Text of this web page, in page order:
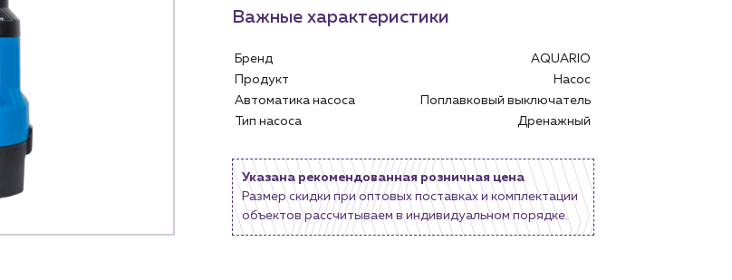
Контактные данные
Чат-бот
Важные характеристики
Бренд
AQUARIO
Продукт
Насос
Автоматика насоса
Поплавковый выключатель
Тип насоса
Дренажный
Указана рекомендованная розничная цена
Размер скидки при оптовых поставках и комплектации
объектов рассчитываем в индивидуальном порядке.